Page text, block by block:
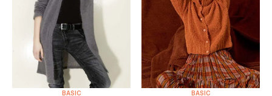
BASIC BASIC